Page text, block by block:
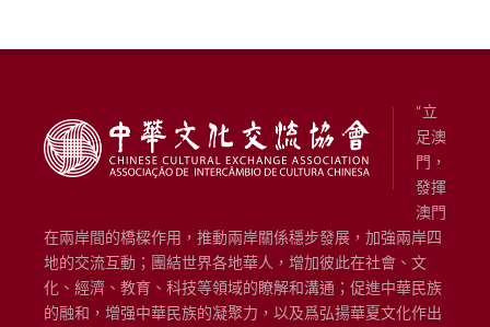
“立
足澳
門，
發揮
澳門
在兩岸間的橋樑作用，推動兩岸關係穩步發展，加強兩岸四
地的交流互動；團結世界各地華人，增加彼此在社會、文
化、經濟、教育、科技等領域的瞭解和溝通；促進中華民族
的融和，增强中華民族的凝聚力，以及爲弘揚華夏文化作出